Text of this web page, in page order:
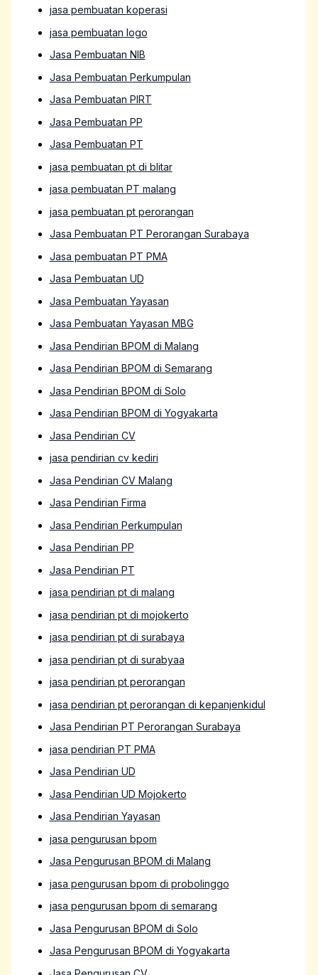
jasa pembuatan koperasi
jasa pembuatan logo
Jasa Pembuatan NIB
Jasa Pembuatan Perkumpulan
Jasa Pembuatan PIRT
Jasa Pembuatan PP
Jasa Pembuatan PT
jasa pembuatan pt di blitar
jasa pembuatan PT malang
jasa pembuatan pt perorangan
Jasa Pembuatan PT Perorangan Surabaya
Jasa pembuatan PT PMA
Jasa Pembuatan UD
Jasa Pembuatan Yayasan
Jasa Pembuatan Yayasan MBG
Jasa Pendirian BPOM di Malang
Jasa Pendirian BPOM di Semarang
Jasa Pendirian BPOM di Solo
Jasa Pendirian BPOM di Yogyakarta
Jasa Pendirian CV
jasa pendirian cv kediri
Jasa Pendirian CV Malang
Jasa Pendirian Firma
Jasa Pendirian Perkumpulan
Jasa Pendirian PP
Jasa Pendirian PT
jasa pendirian pt di malang
jasa pendirian pt di mojokerto
jasa pendirian pt di surabaya
jasa pendirian pt di surabyaa
jasa pendirian pt perorangan
jasa pendirian pt perorangan di kepanjenkidul
Jasa Pendirian PT Perorangan Surabaya
jasa pendirian PT PMA
Jasa Pendirian UD
Jasa Pendirian UD Mojokerto
Jasa Pendirian Yayasan
jasa pengurusan bpom
Jasa Pengurusan BPOM di Malang
jasa pengurusan bpom di probolinggo
jasa pengurusan bpom di semarang
Jasa Pengurusan BPOM di Solo
Jasa Pengurusan BPOM di Yogyakarta